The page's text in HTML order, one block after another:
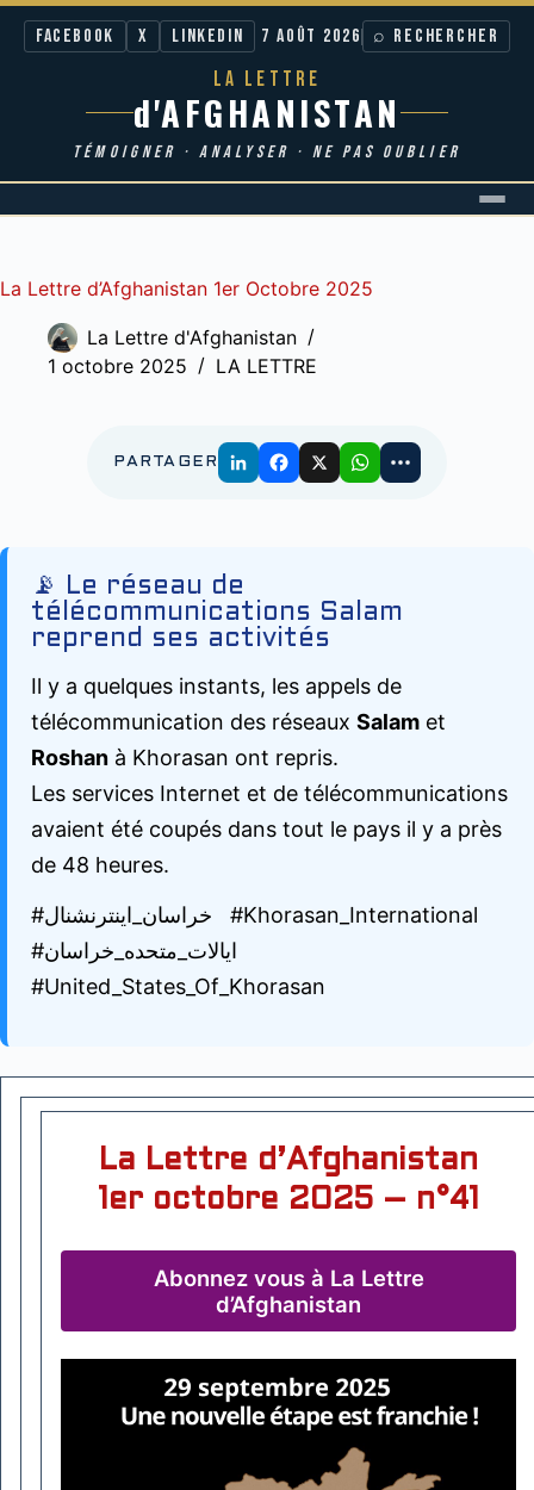
Facebook X LinkedIn 7 AOÛT 2026 ⌕ RECHERCHER
LA LETTRE
d'AFGHANISTAN
TÉMOIGNER · ANALYSER · NE PAS OUBLIER
contenu
La Lettre d’Afghanistan 1er Octobre 2025
La Lettre d'Afghanistan
1 octobre 2025
LA LETTRE
PARTAGER
📡 Le réseau de
télécommunications Salam
reprend ses activités
Il y a quelques instants, les appels de
télécommunication des réseaux Salam et
Roshan à Khorasan ont repris.
Les services Internet et de télécommunications
avaient été coupés dans tout le pays il y a près
de 48 heures.
#خراسان_اینترنشنال #Khorasan_International
#ايالات_متحده_خراسان
#United_States_Of_Khorasan
La Lettre d’Afghanistan
1er octobre 2025 – n°41
Abonnez vous à La Lettre
d’Afghanistan